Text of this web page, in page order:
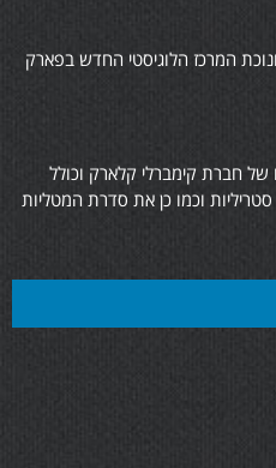
המרכז הלוגיסטי החדש בפארק
חברת קימברלי קלארק וכולל
וכמו כן את סדרת המטליות